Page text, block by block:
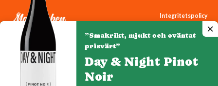
Integritetspolicy
Cookiepolicy
Denna webbplats drivs av Vinklubben i Norden AB
”Smakrikt, mjukt och oväntat
prisvärt”
Day & Night Pinot
Noir